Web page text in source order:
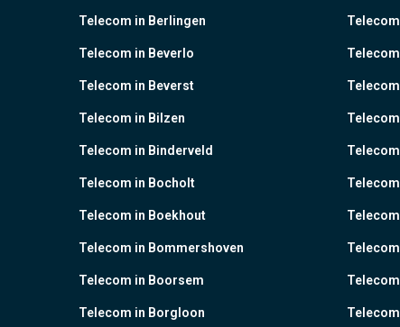
Telecom in Berlingen
Telecom in Beverlo
Telecom in Beverst
Telecom in Bilzen
Telecom in Binderveld
Telecom in Bocholt
Telecom in Boekhout
Telecom in Bommershoven
Telecom in Boorsem
Telecom in Borgloon